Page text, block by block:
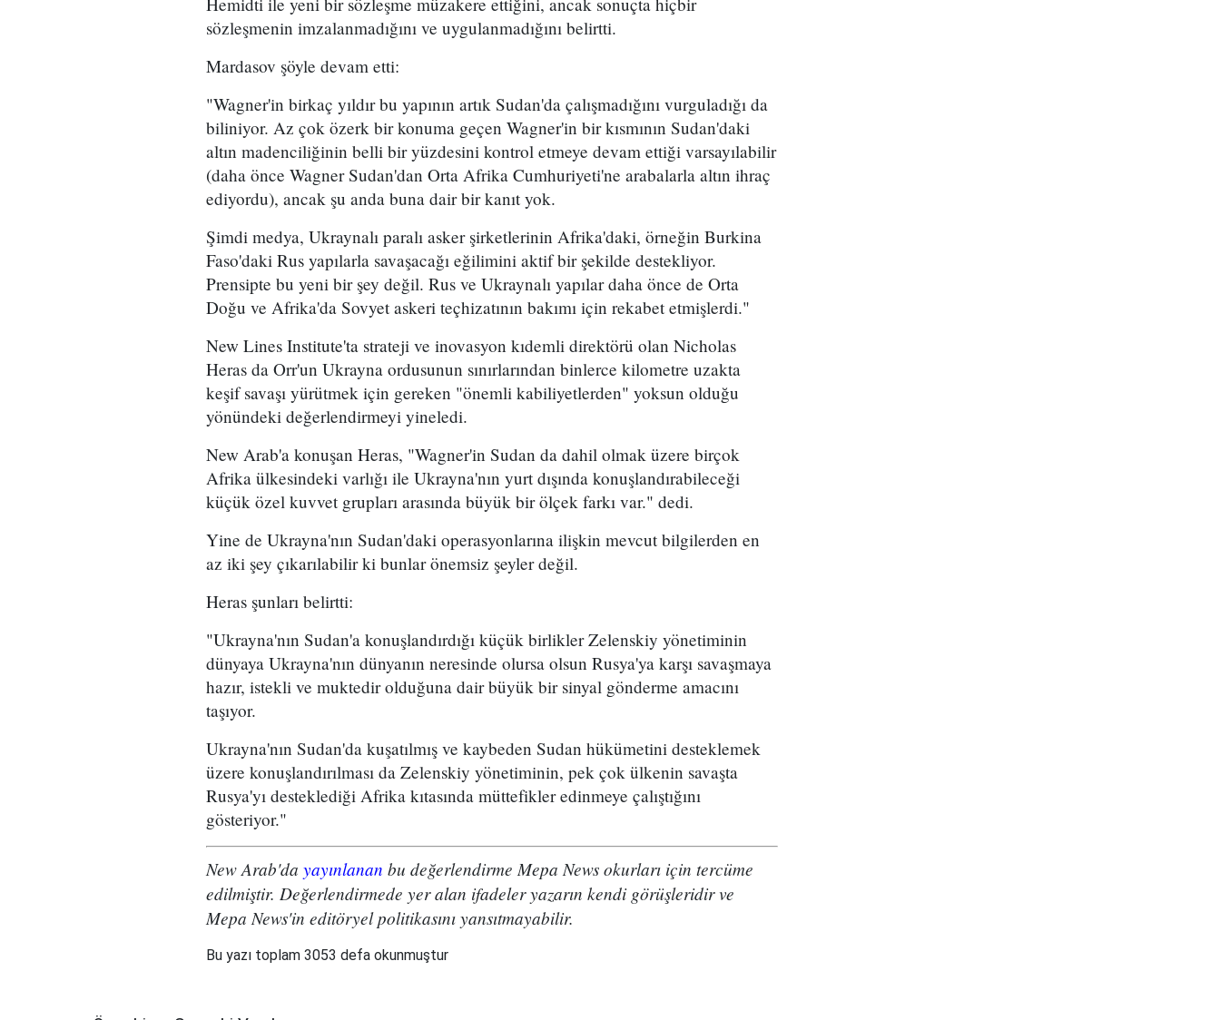
sözleşmenin imzalanmadığını ve uygulanmadığını belirtti.
Mardasov şöyle devam etti:
"Wagner'in birkaç yıldır bu yapının artık Sudan'da çalışmadığını vurguladığı da
biliniyor. Az çok özerk bir konuma geçen Wagner'in bir kısmının Sudan'daki
altın madenciliğinin belli bir yüzdesini kontrol etmeye devam ettiği varsayılabilir
(daha önce Wagner Sudan'dan Orta Afrika Cumhuriyeti'ne arabalarla altın ihraç
ediyordu), ancak şu anda buna dair bir kanıt yok.
Şimdi medya, Ukraynalı paralı asker şirketlerinin Afrika'daki, örneğin Burkina
Faso'daki Rus yapılarla savaşacağı eğilimini aktif bir şekilde destekliyor.
Prensipte bu yeni bir şey değil. Rus ve Ukraynalı yapılar daha önce de Orta
Doğu ve Afrika'da Sovyet askeri teçhizatının bakımı için rekabet etmişlerdi."
New Lines Institute'ta strateji ve inovasyon kıdemli direktörü olan Nicholas
Heras da Orr'un Ukrayna ordusunun sınırlarından binlerce kilometre uzakta
keşif savaşı yürütmek için gereken "önemli kabiliyetlerden" yoksun olduğu
yönündeki değerlendirmeyi yineledi.
New Arab'a konuşan Heras, "Wagner'in Sudan da dahil olmak üzere birçok
Afrika ülkesindeki varlığı ile Ukrayna'nın yurt dışında konuşlandırabileceği
küçük özel kuvvet grupları arasında büyük bir ölçek farkı var." dedi.
Yine de Ukrayna'nın Sudan'daki operasyonlarına ilişkin mevcut bilgilerden en
az iki şey çıkarılabilir ki bunlar önemsiz şeyler değil.
Heras şunları belirtti:
"Ukrayna'nın Sudan'a konuşlandırdığı küçük birlikler Zelenskiy yönetiminin
dünyaya Ukrayna'nın dünyanın neresinde olursa olsun Rusya'ya karşı savaşmaya
hazır, istekli ve muktedir olduğuna dair büyük bir sinyal gönderme amacını
taşıyor.
Ukrayna'nın Sudan'da kuşatılmış ve kaybeden Sudan hükümetini desteklemek
üzere konuşlandırılması da Zelenskiy yönetiminin, pek çok ülkenin savaşta
Rusya'yı desteklediği Afrika kıtasında müttefikler edinmeye çalıştığını
gösteriyor."
New Arab'da yayınlanan bu değerlendirme Mepa News okurları için tercüme
edilmiştir. Değerlendirmede yer alan ifadeler yazarın kendi görüşleridir ve
Mepa News'in editöryel politikasını yansıtmayabilir.
Bu yazı toplam 3053 defa okunmuştur